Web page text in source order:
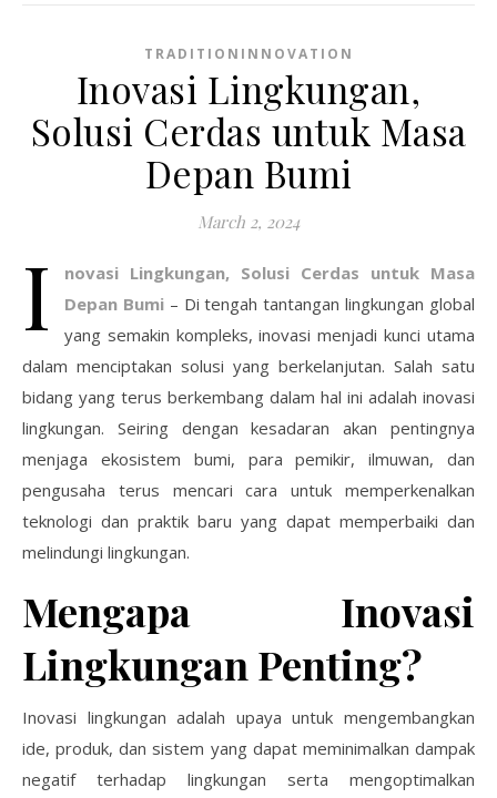
TRADITIONINNOVATION
Inovasi Lingkungan,
Solusi Cerdas untuk Masa
Depan Bumi
March 2, 2024
I
novasi Lingkungan, Solusi Cerdas untuk Masa
Depan Bumi– Di tengah tantangan lingkungan global
yang semakin kompleks, inovasi menjadi kunci utama
dalam menciptakan solusi yang berkelanjutan. Salah satu
bidang yang terus berkembang dalam hal ini adalah inovasi
lingkungan. Seiring dengan kesadaran akan pentingnya
menjaga ekosistem bumi, para pemikir, ilmuwan, dan
pengusaha terus mencari cara untuk memperkenalkan
teknologi dan praktik baru yang dapat memperbaiki dan
melindungi lingkungan.
Mengapa Inovasi
Lingkungan Penting?
Inovasi lingkungan adalah upaya untuk mengembangkan
ide, produk, dan sistem yang dapat meminimalkan dampak
negatif terhadap lingkungan serta mengoptimalkan